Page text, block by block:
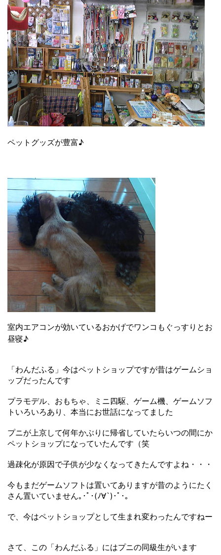
ペットグッズが豊富♪
室内エアコンが効いているおかげでワンコもぐっすりとお
昼寝♪
「わんだふる」今はペットショップですが昔はゲームショ
ップだったんです
プラモデル、おもちゃ、ミニ四駆、ゲーム機、ゲームソフ
トいろいろあり、本当にお世話になってました
プニが上京して何年かぶりに帰省していたらいつの間にか
ペットショップになっていたんです（笑
過疎化が原因で子供が少なくなってきたんですよね・・・
今もまだゲームソフトは置いてありますが昔のようにたく
さん置いていません｡･ﾟ･(ﾉ∀`)･ﾟ･｡
で、今はペットショップとして生まれ変わったんですねー
さて、この「わんだふる」にはプニの同級生がいます